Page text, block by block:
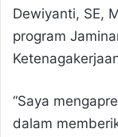
Dewiyanti, SE,
program
“Saya
dalam